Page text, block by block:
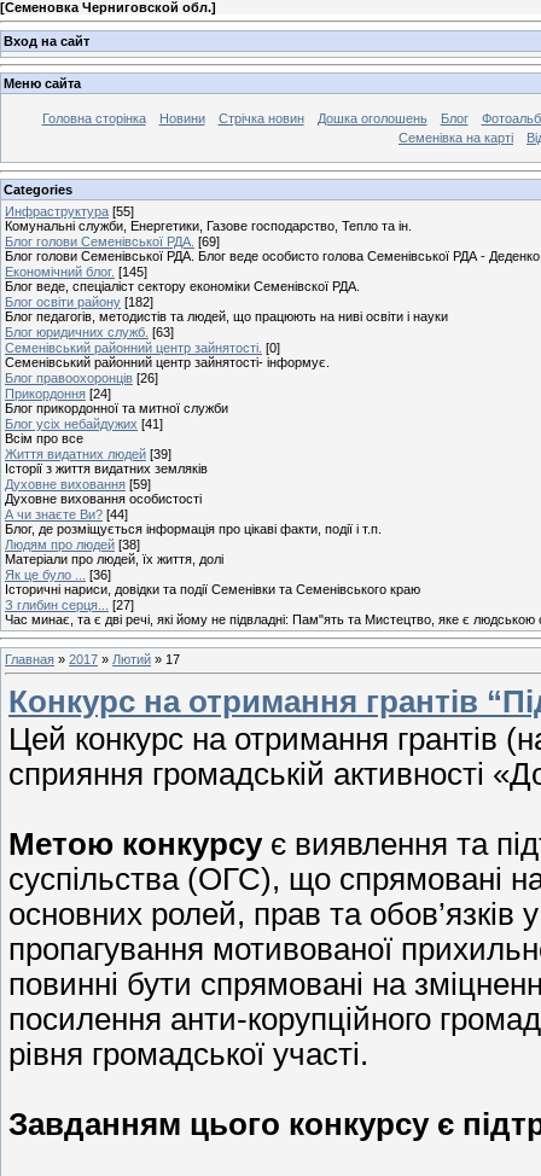
[Семеновка Черниговской обл.]
Вход на сайт
Меню сайта
Головна сторінка Новини Стрічка новин Дошка оголошень Блог
Семенівка на карті
Categories
Инфраструктура [55]
Комунальні служби, Енергетики, Газове господарство, Тепло та ін.
Блог голови Семенівської РДА. [69]
Блог голови Семенівської РДА. Блог веде особисто голова Семенівської РДА -
Економічний блог. [145]
Блог веде, спеціаліст сектору економіки Семенівскої РДА.
Блог освіти району [182]
Блог педагогів, методистів та людей, що працюють на ниві освіти і науки
Блог юридичних служб. [63]
Семенівський районний центр зайнятості. [0]
Семенівський районний центр зайнятості- інформує.
Блог правоохоронців [26]
Прикордоння [24]
Блог прикордонної та митної служби
Блог усіх небайдужих [41]
Всім про все
Життя видатних людей [39]
Історії з життя видатних земляків
Духовне виховання [59]
Духовне виховання особистості
А чи знаєте Ви? [44]
Блог, де розміщується інформація про цікаві факти, події і т.п.
Людям про людей [38]
Матеріали про людей, їх життя, долі
Як це було ...
[36]
Історичні нариси, довідки та події Семенівки та Семенівського краю
З глибин серця...
[27]
Час минає, та є дві речі, які йому не підвладні: Пам"ять та Мистецтво, яке є
Главная » 2017 » Лютий » 17
Конкурс на отримання грантів
Цей конкурс на отримання грантів
сприяння громадській активності
Метою конкурсує виявлення та
суспільства (ОГС), що спрямовані
основних ролей, прав та обов’язків
пропагування мотивованої
повинні бути спрямовані на
посилення анти-корупційного
рівня громадської участі.
Завданням цього конкурсу є